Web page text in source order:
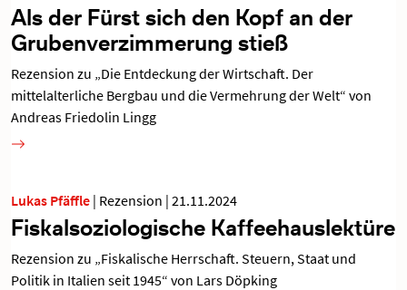
Als der Fürst sich den Kopf an der
Grubenverzimmerung stieß
Rezension zu „Die Entdeckung der Wirtschaft. Der
mittelalterliche Bergbau und die Vermehrung der Welt“ von
Andreas Friedolin Lingg
Lukas Pfäffle | Rezension | 21.11.2024
Fiskalsoziologische Kaffeehauslektüre
Rezension zu „Fiskalische Herrschaft. Steuern, Staat und
Politik in Italien seit 1945“ von Lars Döpking